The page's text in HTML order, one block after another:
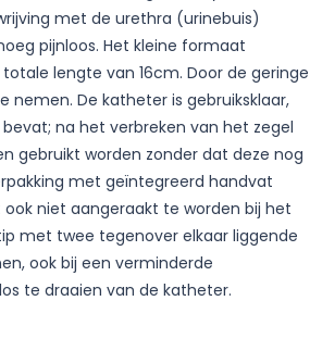
met de urethra (urinebuis)
pijnloos. Het kleine formaat
lengte van 16cm. Door de geringe
De katheter is gebruiksklaar,
na het verbreken van het zegel
gebruikt worden zonder dat deze nog
met geïntegreerd handvat
niet aangeraakt te worden bij het
met twee tegenover elkaar liggende
ook bij een verminderde
te draaien van de katheter.